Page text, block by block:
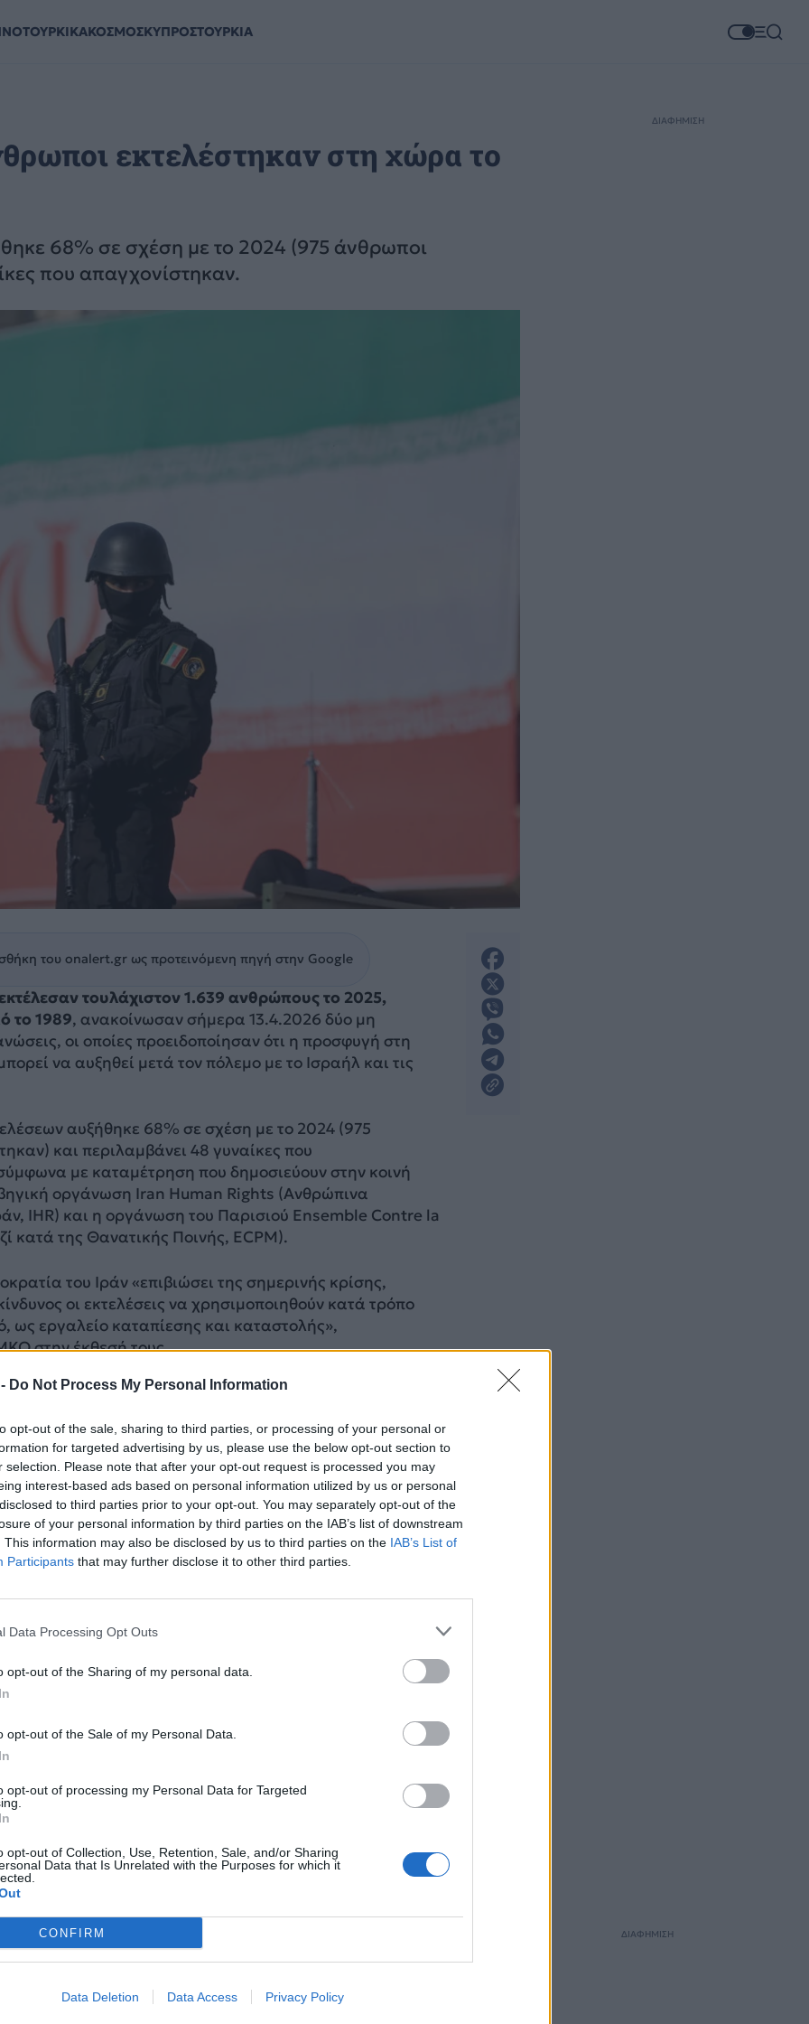
Do Not Process My Personal Information
opt-out of the sale, sharing to third parties, or processing of your personal or
for targeted advertising by us, please use the below opt-out section to
selection. Please note that after your opt-out request is processed you may
interest-based ads based on personal information utilized by us or personal
to third parties prior to your opt-out. You may separately opt-out of the
of your personal information by third parties on the IAB’s list of downstream
This information may also be disclosed by us to third parties on the IAB’s List of
Participants that may further disclose it to other third parties.
Data Processing Opt Outs
opt-out of the Sharing of my personal data.
opt-out of the Sale of my Personal Data.
opt-out of processing my Personal Data for Targeted
opt-out of Collection, Use, Retention, Sale, and/or Sharing
Data that Is Unrelated with the Purposes for which it
CONFIRM
Data Deletion Data Access Privacy Policy
ΚΟΣΜΟΣΚΥΠΡΟΣΤΟΥΡΚΙΑ
εκτελέστηκαν στη χώρα το
68% σε σχέση με το 2024 (975 άνθρωποι
που απαγχονίστηκαν.
του onalert.gr ως προτεινόμενη πηγή στην Google
τουλάχιστον 1.639 ανθρώπους το 2025,
το 1989, ανακοίνωσαν σήμερα 13.4.2026 δύο μη
οι οποίες προειδοποίησαν ότι η προσφυγή στη
να αυξηθεί μετά τον πόλεμο με το Ισραήλ και τις
αυξήθηκε 68% σε σχέση με το 2024 (975
και περιλαμβάνει 48 γυναίκες που
με καταμέτρηση που δημοσιεύουν στην κοινή
οργάνωση Iran Human Rights (Ανθρώπινα
IHR) και η οργάνωση του Παρισιού Ensemble Contre la
κατά της Θανατικής Ποινής, ECPM).
του Ιράν «επιβιώσει της σημερινής κρίσης,
οι εκτελέσεις να χρησιμοποιηθούν κατά τρόπο
ως εργαλείο καταπίεσης και καταστολής»,
στην έκθεσή τους.
ΔΙΑΦΗΜΙΣΗ
και μάθετε πρώτοι όλες τις ειδήσεις για την άμυνα.
ΔΙΑΦΗΜΙΣΗ
ΔΙΑΦΗΜΙΣΗ